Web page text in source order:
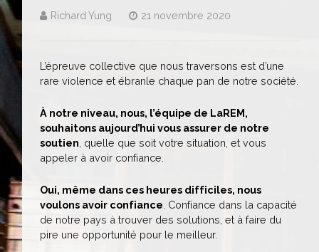
Richard Yung 21 novembre 2020
L’épreuve collective que nous traversons est d’une
rare violence et ébranle chaque pan de notre société.
À notre niveau, nous, l’équipe de LaREM,
souhaitons aujourd’hui vous assurer de notre
soutien , quelle que soit votre situation, et vous
appeler à avoir confiance.
Oui, même dans ces heures difficiles, nous
voulons avoir confiance . Confiance dans la capacité
de notre pays à trouver des solutions, et à faire du
pire une opportunité pour le meilleur.